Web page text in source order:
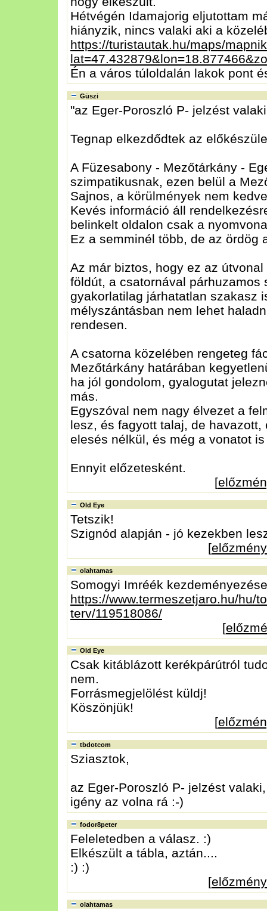
Hétvégén Idamajorig eljutottam
hiányzik, nincs valaki aki a
https://turistautak.hu/maps/
Én a város túloldalán lakok pont
Güszi
"az Eger-Poroszló P- jelzést
Tegnap elkezdődtek az
A Füzesabony - Mezőtárkány -
szimpatikusnak, ezen belül a
Sajnos, a körülmények nem
Kevés információ áll
belinkelt oldalon csak a
Ez a semminél több, de az ördög
Az már biztos, hogy ez az
földút, a csatornával
gyakorlatilag járhatatlan szakasz
mélyszántásban nem lehet
rendesen.
A csatorna közelében rengeteg
Mezőtárkány határában
ha jól gondolom, gyalogutat
más.
Egyszóval nem nagy élvezet a
lesz, és fagyott talaj, de
elesés nélkül, és még a vonatot
Ennyit előzetesként.
[
Old Eye
Tetszik!
Szignód alapján - jó kezekben
[előzmény
olahtamas
Somogyi Imréék
https://www.termeszetjaro.hu/hu/
terv/119518086/
[
Old Eye
Csak kitáblázott kerékpárútról
nem.
Forrásmegjelölést küldj!
Köszönjük!
[
tbdotcom
Sziasztok,
az Eger-Poroszló P- jelzést
igény az volna rá :-)
fodor8peter
Feleletedben a válasz. :)
Elkészült a tábla, aztán....
:) :)
[előzmény
olahtamas